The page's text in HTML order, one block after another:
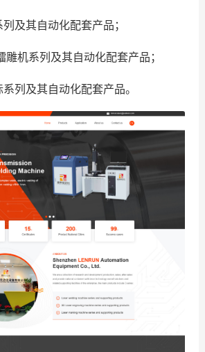
及其自动化配套产品；
雕机系列及其自动化配套产品；
列及其自动化配套产品。